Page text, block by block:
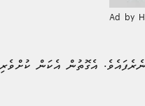
Ad by
އެގޮތުން އެކަން